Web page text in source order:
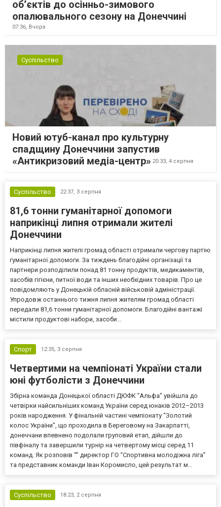
об’єктів до осінньо-зимового
опалювального сезону на Донеччині
07:36, Вчора
Суспільство
Новий ютуб-канал про культурну
спадщину Донеччини запустив
«Антикризовий медіа-центр» 20:33, 4 серпня
Суспільство 22:37, 3 серпня
81,6 тонни гуманітарної допомоги
наприкінці липня отримали жителі
Донеччини
Наприкінці липня жителі громад області отримали чергову партію
гуманітарної допомоги. За тиждень благодійні організації та
партнери розподілили понад 81 тонну продуктів, медикаментів,
засобів гігієни, питної води та інших необхідних товарів. Про це
повідомляють у Донецькій обласній військовій адміністрації.
Упродовж останнього тижня липня жителям громад області
передали 81,6 тонни гуманітарної допомоги. Благодійні вантажі
містили продуктові набори, засоби...
Спорт 12:35, 3 серпня
Четвертими на чемпіонаті України стали
юні футболісти з Донеччини
Збірна команда Донецької області ДЮФК “Альфа” увійшла до
четвірки найсильніших команд України серед юнаків 2012–2013
років народження. У фінальній частині чемпіонату “Золотий
колос України”, що проходила в Береговому на Закарпатті,
донеччани впевнено подолали груповий етап, дійшли до
півфіналу та завершили турнір на четвертому місці серед 11
команд. Як розповів “” директор ГО “Спортивна молодіжна ліга”
та представник команди Іван Коромисло, цей результат м...
Суспільство 18:23, 2 серпня